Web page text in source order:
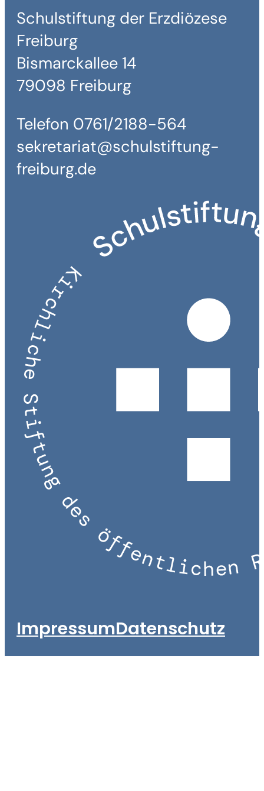
Schulstiftung der Erzdiözese
Freiburg
Bismarckallee 14
79098 Freiburg
Telefon 0761/2188-564
sekretariat@schulstiftung-
freiburg.de
ImpressumDatenschutz